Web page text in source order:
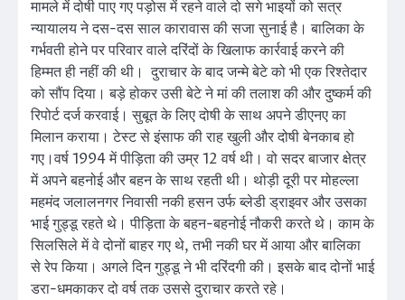
मामले में दोषी पाए गए पड़ोस में रहने वाले दो सगे भाइयों को सत्र
न्यायालय ने दस-दस साल कारावास की सजा सुनाई है। बालिका के
गर्भवती होने पर परिवार वाले दरिंदों के खिलाफ कार्रवाई करने की
हिम्मत ही नहीं की थी। दुराचार के बाद जन्मे बेटे को भी एक रिश्तेदार
को सौंप दिया। बड़े होकर उसी बेटे ने मां की तलाश की और दुष्कर्म की
रिपोर्ट दर्ज करवाई। सुबूत के लिए दोषी के साथ अपने डीएनए का
मिलान कराया। टेस्ट से इंसाफ की राह खुली और दोषी बेनकाब हो
गए।वर्ष 1994 में पीड़िता की उम्र 12 वर्ष थी। वो सदर बाजार क्षेत्र
में अपने बहनोई और बहन के साथ रहती थी। थोड़ी दूरी पर मोहल्ला
महमंद जलालनगर निवासी नकी हसन उर्फ ब्लेडी ड्राइवर और उसका
भाई गुड्डू रहते थे। पीड़िता के बहन-बहनोई नौकरी करते थे। काम के
सिलसिले में वे दोनों बाहर गए थे, तभी नकी घर में आया और बालिका
से रेप किया। अगले दिन गुड्डू ने भी दरिंदगी की। इसके बाद दोनों भाई
डरा-धमकाकर दो वर्ष तक उससे दुराचार करते रहे।